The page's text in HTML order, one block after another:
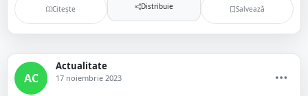
Citește Distribuie Salvează
AC
Actualitate
17 noiembrie 2023